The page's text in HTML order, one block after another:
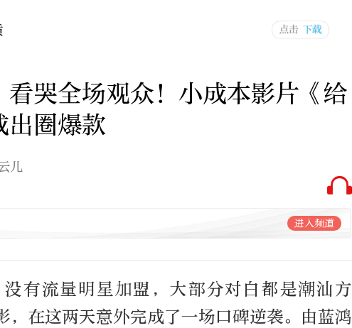
看哭全场观众！小成本影片《给
出圈爆款
儿
进入频道
有流量明星加盟，大部分对白都是潮汕方
在这两天意外完成了一场口碑逆袭。由蓝鸿